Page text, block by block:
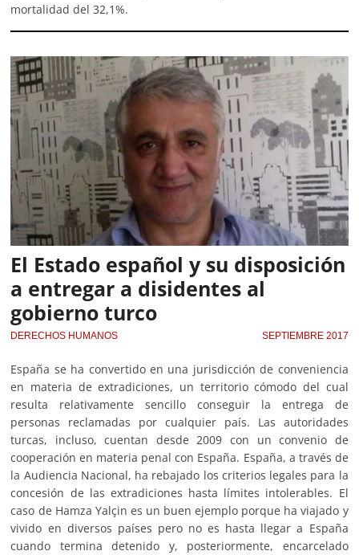
mortalidad del 32,1%.
El Estado español y su disposición
a entregar a disidentes al
gobierno turco
DERECHOS HUMANOS SEPTIEMBRE 2017
España se ha convertido en una jurisdicción de conveniencia
en materia de extradiciones, un territorio cómodo del cual
resulta relativamente sencillo conseguir la entrega de
personas reclamadas por cualquier país. Las autoridades
turcas, incluso, cuentan desde 2009 con un convenio de
cooperación en materia penal con España. España, a través de
la Audiencia Nacional, ha rebajado los criterios legales para la
concesión de las extradiciones hasta límites intolerables. El
caso de Hamza Yalçin es un buen ejemplo porque ha viajado y
vivido en diversos países pero no es hasta llegar a España
cuando termina detenido y, posteriormente, encarcelado